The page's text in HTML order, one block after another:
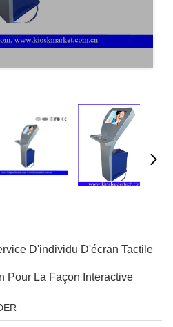
D'individu D'écran Tactile
Pour La Façon Interactive